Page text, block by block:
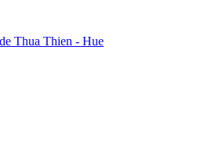
Thua Thien - Hue